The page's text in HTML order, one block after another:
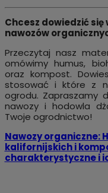
Chcesz dowiedzić
nawozów
Przeczytaj nasz
omówimy humus,
oraz kompost.
stosować i które z
ogrodu. Zapraszamy
nawozy i hodowla
Twoje ogrodnictwo!
Nawozy organiczne:
kalifornijskich i
charakterystyczne i